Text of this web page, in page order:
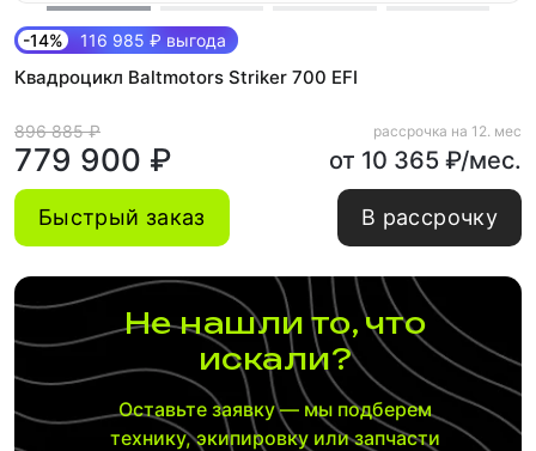
-14% 116 985 ₽ выгода
Квадроцикл Baltmotors Striker 700 EFI
896 885 ₽
779 900 ₽
рассрочка на 12. мес
от 10 365 ₽/мес.
Быстрый заказ В рассрочку
Не нашли то, что
искали?
Оставьте заявку — мы подберем
технику, экипировку или запчасти